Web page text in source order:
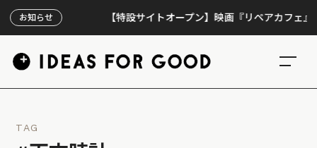
お知らせ 【特設サイトオープン】映画『リペアカフェ』、上
TAG